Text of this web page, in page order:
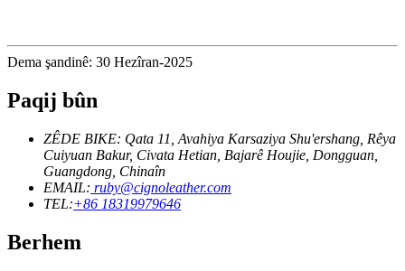
Dema şandinê: 30 Hezîran-2025
Paqij bûn
ZÊDE BIKE: Qata 11, Avahiya Karsaziya Shu'ershang, Rêya
Cuiyuan Bakur, Civata Hetian, Bajarê Houjie, Dongguan,
Guangdong, Chinaîn
EMAIL: ruby@cignoleather.com
TEL:+86 18319979646
Berhem